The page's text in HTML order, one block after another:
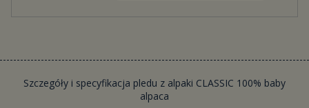
Szczegóły i specyfikacja pledu z alpaki CLASSIC 100% baby
alpaca